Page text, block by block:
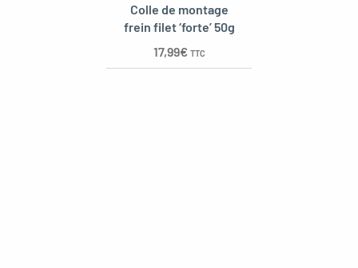
Colle de montage
frein filet ‘forte’ 50g
17,99€ TTC